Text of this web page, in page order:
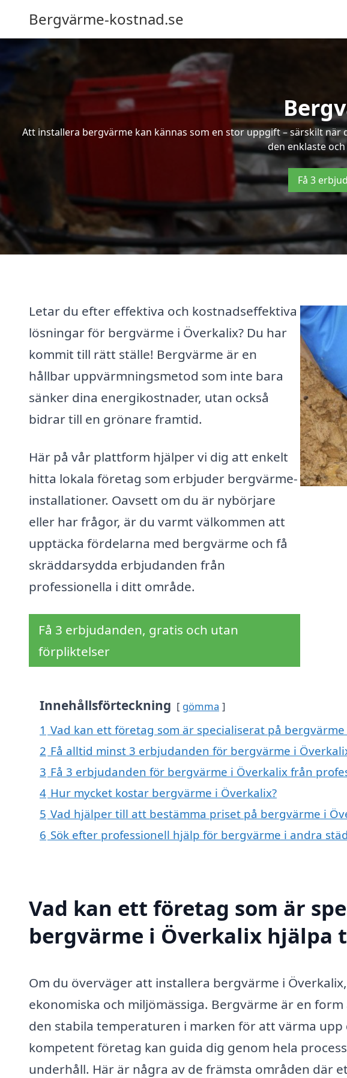
Bergvärme-kostnad.se
Att installera bergvärme kan kännas som en stor uppgift – särskilt
den enklaste
Få 3
Letar du efter effektiva och kostnadseffektiva
lösningar för bergvärme i Överkalix? Du har
kommit till rätt ställe! Bergvärme är en
hållbar uppvärmningsmetod som inte bara
sänker dina energikostnader, utan också
bidrar till en grönare framtid.
Här på vår plattform hjälper vi dig att enkelt
hitta lokala företag som erbjuder bergvärme-
installationer. Oavsett om du är nybörjare
eller har frågor, är du varmt välkommen att
upptäcka fördelarna med bergvärme och få
skräddarsydda erbjudanden från
professionella i ditt område.
Få 3 erbjudanden, gratis och utan
förpliktelser
Innehållsförteckning gömma
1 Vad kan ett företag som är specialiserat på
2 Få alltid minst 3 erbjudanden för bergvärme i
3 Få 3 erbjudanden för bergvärme i Överkalix från
4 Hur mycket kostar bergvärme i Överkalix?
5 Vad hjälper till att bestämma priset på bergvärme i
6 Sök efter professionell hjälp för bergvärme i andra
Vad kan ett företag som är
bergvärme i Överkalix hjälpa
Om du överväger att installera bergvärme i
ekonomiska och miljömässiga. Bergvärme är en
den stabila temperaturen i marken för att värma
kompetent företag kan guida dig genom hela
underhåll. Här är några av de främsta områden där